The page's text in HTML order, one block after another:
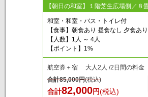
【朝日の和室】１階芝生広場側／８
和室・和室・バス・トイレ付
【食事】朝食あり 昼食なし 夕食あり
【人数】1人 ～ 4人
【ポイント】1%
航空券＋宿 大人2人 /2日間の料金
合計85,000円(税込)
合計82,000円(税込)